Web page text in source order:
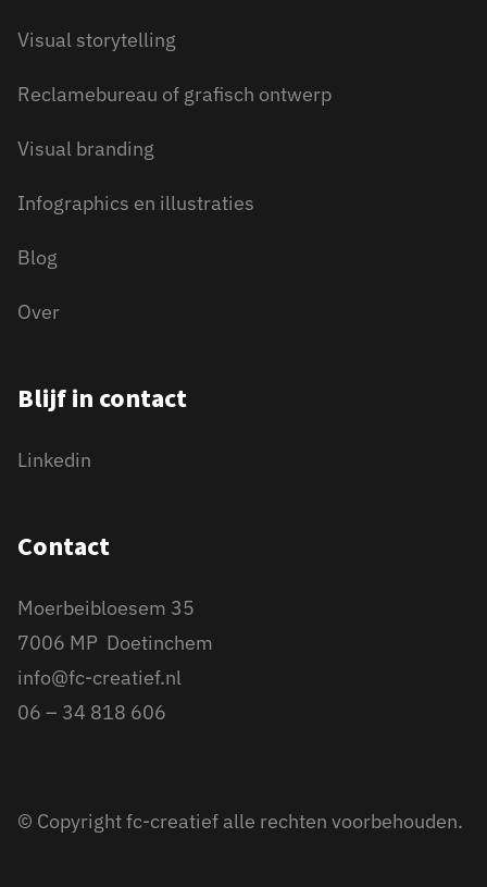
Visual storytelling
Reclamebureau of grafisch ontwerp
Visual branding
Infographics en illustraties
Blog
Over
Blijf in contact
Linkedin
Contact
Moerbeibloesem 35
7006 MP Doetinchem
info@fc-creatief.nl
06 – 34 818 606
© Copyright fc-creatief alle rechten voorbehouden.